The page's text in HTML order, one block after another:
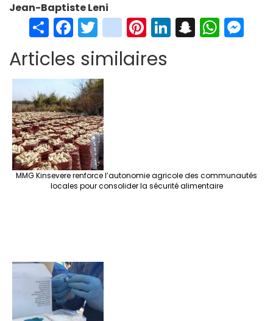
Jean-Baptiste Leni
S
h
ar
e
Fa
ce
b
o
o
k
T
wi
tt
er
in
st
ag
Pi
er
Li S W
Articles similaires
MMG Kinsevere renforce l’autonomie agricole des communautés
locales pour consolider la sécurité alimentaire